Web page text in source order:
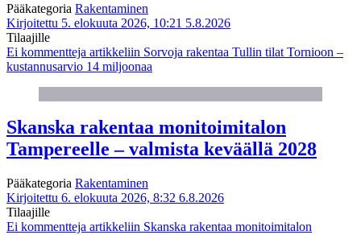
Pääkategoria Rakentaminen
Kirjoitettu 5. elokuuta 2026, 10:21 5.8.2026
Tilaajille
Ei kommentteja artikkeliin Sorvoja rakentaa Tullin tilat Tornioon –
kustannusarvio 14 miljoonaa
Skanska rakentaa monitoimitalon
Tampereelle – valmista keväällä 2028
Pääkategoria Rakentaminen
Kirjoitettu 6. elokuuta 2026, 8:32 6.8.2026
Tilaajille
Ei kommentteja artikkeliin Skanska rakentaa monitoimitalon